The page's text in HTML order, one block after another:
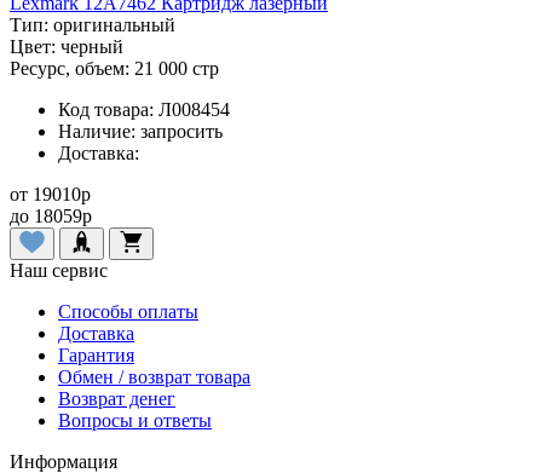
Тип: оригинальный
Цвет: черный
Ресурс, объем: 21 000 стр
Код товара: Л008454
Наличие: запросить
Доставка:
от 19010p
до 18059p
Наш сервис
Способы оплаты
Доставка
Гарантия
Обмен / возврат товара
Возврат денег
Вопросы и ответы
Информация